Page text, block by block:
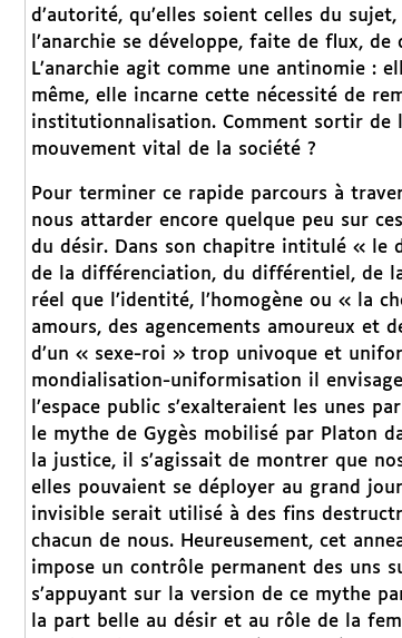
d’autorité, qu’elles soient celles du
l’anarchie se développe, faite de flux,
L’anarchie agit comme une antinomie :
même, elle incarne cette nécessité de
institutionnalisation. Comment sortir de
mouvement vital de la société ?
Pour terminer ce rapide parcours à
nous attarder encore quelque peu sur
du désir. Dans son chapitre intitulé « le
de la différenciation, du différentiel, de
réel que l’identité, l’homogène ou « la
amours, des agencements amoureux et
d’un « sexe-roi » trop univoque et
mondialisation-uniformisation il
l’espace public s’exalteraient les unes
le mythe de Gygès mobilisé par Platon
la justice, il s’agissait de montrer que
elles pouvaient se déployer au grand
invisible serait utilisé à des fins
chacun de nous. Heureusement, cet
impose un contrôle permanent des uns
s’appuyant sur la version de ce mythe
la part belle au désir et au rôle de la